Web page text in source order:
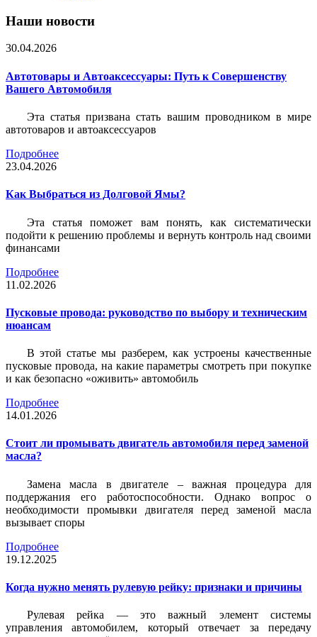
Наши новости
30.04.2026
Автотовары и Автоаксессуары: Путь к Совершенству
Вашего Автомобиля
Эта статья призвана стать вашим проводником в мире
автотоваров и автоаксессуаров
Подробнее
23.04.2026
Как Выбраться из Долговой Ямы?
Эта статья поможет вам понять, как систематически
подойти к решению проблемы и вернуть контроль над своими
финансами
Подробнее
11.02.2026
Пусковые провода: руководство по выбору и техническим
нюансам
В этой статье мы разберем, как устроены качественные
пусковые провода, на какие параметры смотреть при покупке
и как безопасно «оживить» автомобиль
Подробнее
14.01.2026
Стоит ли промывать двигатель автомобиля перед заменой
масла?
Замена масла в двигателе – важная процедура для
поддержания его работоспособности. Однако вопрос о
необходимости промывки двигателя перед заменой масла
вызывает споры
Подробнее
19.12.2025
Когда нужно менять рулевую рейку: признаки и причины
Рулевая рейка — это важный элемент системы
управления автомобилем, который отвечает за передачу